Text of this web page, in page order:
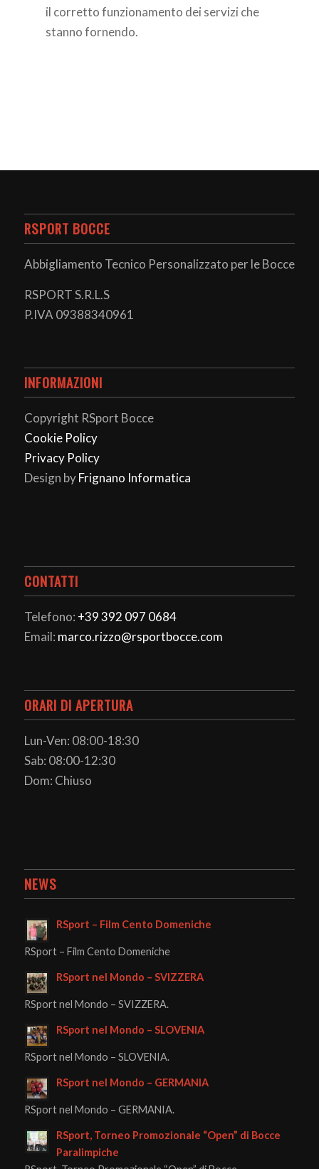
il corretto funzionamento dei servizi che
stanno fornendo.
RSPORT BOCCE
Abbigliamento Tecnico Personalizzato per le Bocce
RSPORT S.R.L.S
P.IVA 09388340961
INFORMAZIONI
Copyright RSport Bocce
Cookie Policy
Privacy Policy
Design byFrignano Informatica
CONTATTI
Telefono: +39 392 097 0684
Email: marco.rizzo@rsportbocce.com
ORARI DI APERTURA
Lun-Ven: 08:00-18:30
Sab: 08:00-12:30
Dom: Chiuso
NEWS
RSport – Film Cento Domeniche
RSport – Film Cento Domeniche
RSport nel Mondo – SVIZZERA
RSport nel Mondo – SVIZZERA.
RSport nel Mondo – SLOVENIA
RSport nel Mondo – SLOVENIA.
RSport nel Mondo – GERMANIA
RSport nel Mondo – GERMANIA.
RSport, Torneo Promozionale “Open” di Bocce
Paralimpiche